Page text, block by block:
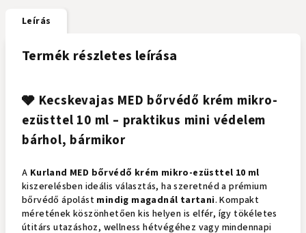
Leírás
Termék részletes leírása
🩶 Kecskevajas MED bőrvédő krém mikro-
ezüsttel 10 ml – praktikus mini védelem
bárhol, bármikor
A Kurland MED bőrvédő krém mikro-ezüsttel 10 ml
kiszerelésben ideális választás, ha szeretnéd a prémium
bőrvédő ápolást mindig magadnál tartani. Kompakt
méretének köszönhetően kis helyen is elfér, így tökéletes
útitárs utazáshoz, wellness hétvégéhez vagy mindennapi